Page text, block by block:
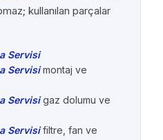
kullanılan parçalar
Servisi
Servisimontaj ve
Servisigaz dolumu ve
Servisifiltre, fan ve